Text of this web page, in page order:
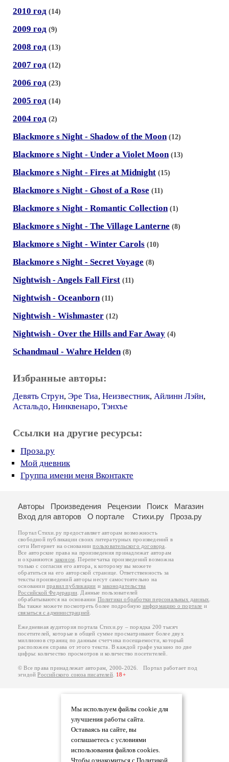
2010 год (14)
2009 год (9)
2008 год (13)
2007 год (12)
2006 год (23)
2005 год (14)
2004 год (2)
Blackmore s Night - Shаdow of the Moon (12)
Blackmore s Night - Under а Violet Moon (13)
Blackmore s Night - Fires аt Midnight (15)
Blackmore s Night - Ghost of а Rose (11)
Blackmore s Night - Romаntic Collection (1)
Blackmore s Night - The Villаge Lanterne (8)
Blackmore s Night - Winter Cаrols (10)
Blаckmore s Night - Secret Voyage (8)
Nightwish - Angels Fаll First (11)
Nightwish - Oceаnborn (11)
Nightwish - Wishmаster (12)
Nightwish - Over the Hills аnd Far Away (4)
Schandmaul - Wаhre Helden (8)
Избранные авторы:
Девять Струн, Эре Тиа, Неизвестник, Айлинн Лэйн,
Астальдо, Нинквенаро, Тэнхъе
Ссылки на другие ресурсы:
Проза.ру
Мой дневник
Группа имени меня Вконтакте
Мы используем файлы cookie для
улучшения работы сайта.
Оставаясь на сайте, вы
соглашаетесь с условиями
использования файлов cookies.
Чтобы ознакомиться с Политикой
Авторы Произведения Рецензии Поиск
Магазин
Вход для авторов
О портале Стихи.ру Проза.ру
Портал Стихи.ру предоставляет авторам возможность
свободной публикации своих литературных произведений в
сети Интернет на основаниипользовательского договора
Все авторские права на произведения принадлежат авторам
и охраняются законом . Перепечатка произведений возможна
только с согласия его автора, к которому вы можете
обратиться на его авторской странице. Ответственность за
тексты произведений авторы несут самостоятельно на
основанииправил публикации изаконодательства
Российской Федерации . Данные пользователей
обрабатываются на основании Политики обработки персональных данных
Вы также можете посмотреть более подробную информацию о портале и
связаться с администрацией
Ежедневная аудитория портала Стихи.ру – порядка 200 тысяч
посетителей, которые в общей сумме просматривают более двух
миллионов страниц по данным счетчика посещаемости, который
расположен справа от этого текста. В каждой графе указано по две
цифры: количество просмотров и количество посетителей.
© Все права принадлежат авторам, 2000-2026. Портал работает под
эгидойРоссийского союза писателей. 18+